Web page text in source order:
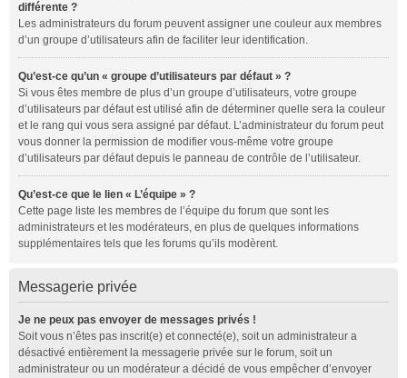
différente ?
Les administrateurs du forum peuvent assigner une couleur aux membres
d’un groupe d’utilisateurs afin de faciliter leur identification.
Qu’est-ce qu’un « groupe d’utilisateurs par défaut » ?
Si vous êtes membre de plus d’un groupe d’utilisateurs, votre groupe
d’utilisateurs par défaut est utilisé afin de déterminer quelle sera la couleur
et le rang qui vous sera assigné par défaut. L’administrateur du forum peut
vous donner la permission de modifier vous-même votre groupe
d’utilisateurs par défaut depuis le panneau de contrôle de l’utilisateur.
Qu’est-ce que le lien « L’équipe » ?
Cette page liste les membres de l’équipe du forum que sont les
administrateurs et les modérateurs, en plus de quelques informations
supplémentaires tels que les forums qu’ils modèrent.
Messagerie privée
Je ne peux pas envoyer de messages privés !
Soit vous n’êtes pas inscrit(e) et connecté(e), soit un administrateur a
désactivé entièrement la messagerie privée sur le forum, soit un
administrateur ou un modérateur a décidé de vous empêcher d’envoyer